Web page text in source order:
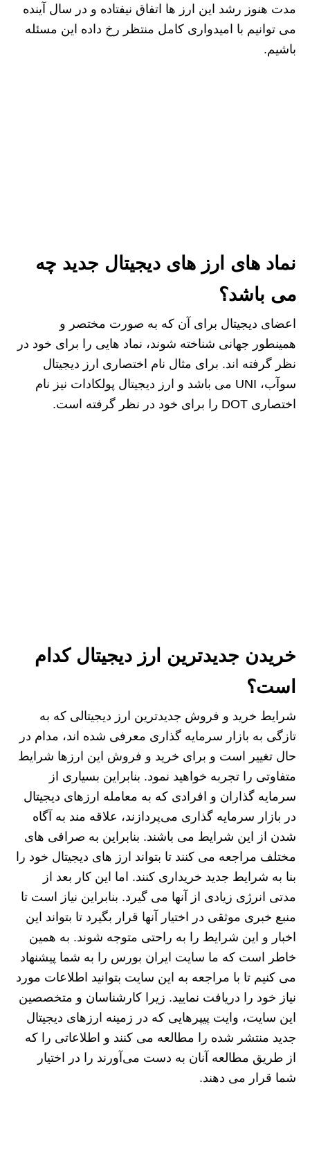
مدت هنوز رشد این ارز ها اتفاق نیفتاده و در سال آینده
می‌ توانیم با امیدواری کامل منتظر رخ داده این مسئله
باشیم.
نماد های ارز های دیجیتال جدید چه
می باشد؟
اعضای دیجیتال برای آن که به صورت مختصر و
همینطور جهانی شناخته شوند، نماد هایی را برای خود در
نظر گرفته اند. برای مثال نام اختصاری ارز دیجیتال
سوآب، UNI می باشد و ارز دیجیتال پولکادات نیز نام
اختصاری DOT را برای خود در نظر گرفته است.
خریدن جدیدترین ارز دیجیتال کدام
است؟
شرایط خرید و فروش جدیدترین ارز دیجیتالی که به
تازگی به بازار سرمایه گذاری معرفی شده اند، مدام در
حال تغییر است و برای خرید و فروش این ارزها شرایط
متفاوتی را تجربه خواهید نمود. بنابراین بسیاری از
سرمایه‌ گذاران و افرادی که به معامله ارزهای دیجیتال
در بازار سرمایه گذاری می‌پردازند، علاقه‌ مند به آگاه
شدن از این شرایط می باشند. بنابراین به صرافی های
مختلف مراجعه می‌ کنند تا بتواند ارز های دیجیتال خود را
بنا به شرایط جدید خریداری کنند. اما این کار بعد از
مدتی انرژی زیادی از آنها می گیرد. بنابراین نیاز است تا
منبع خبری موثقی در اختیار آنها قرار بگیرد تا بتواند این
اخبار و این شرایط را به راحتی متوجه شوند. به همین
خاطر است که ما سایت ایران بورس را به شما پیشنهاد
می‌ کنیم تا با مراجعه به این سایت بتوانید اطلاعات مورد
نیاز خود را دریافت نمایید. زیرا کارشناسان و متخصصین
این سایت، وایت پیپرهایی که در زمینه ارزهای دیجیتال
جدید منتشر شده را مطالعه می کنند و اطلاعاتی را که
از طریق مطالعه آنان به دست می‌آورند را در اختیار
شما قرار می دهند.